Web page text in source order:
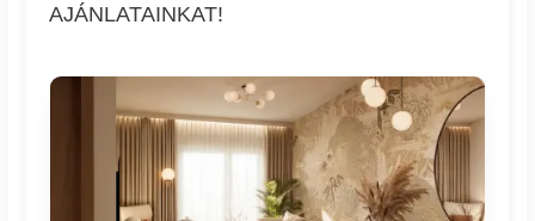
AJÁNLATAINKAT!